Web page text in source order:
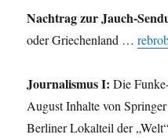
Nachtrag zur Jauch-
oder Griechenland …
Journalismus I: Die
August Inhalte von
Berliner Lokalteil der